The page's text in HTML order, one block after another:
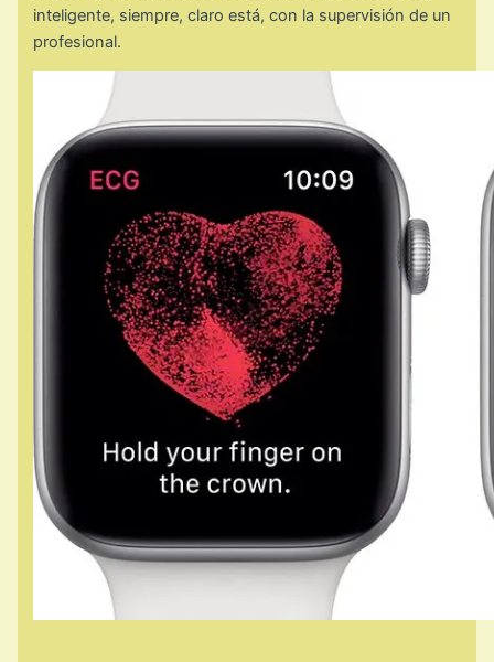
inteligente, siempre, claro está, con la supervisión de un
profesional.